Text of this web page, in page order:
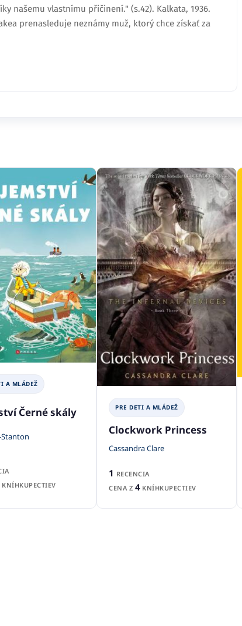
našemu vlastnímu přičinení." (s.42). Kalkata, 1936.
prenasleduje neznámy muž, ktorý chce získať za
A MLÁDEŽ
Černé skály
Stanton
KNÍHKUPECTIEV
PRE DETI A MLÁDEŽ
Clockwork Princess
Cassandra Clare
1 RECENCIA
CENA Z 4KNÍHKUPECTIEV